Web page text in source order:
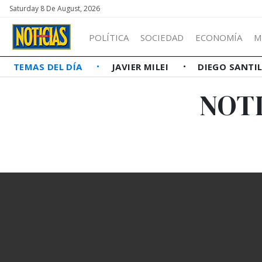
Saturday 8 De August, 2026
POLÍTICA SOCIEDAD ECONOMÍA
TEMAS DEL DÍA JAVIER MILEI DIEGO